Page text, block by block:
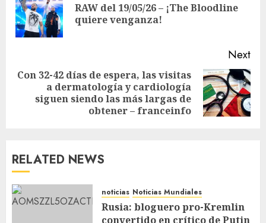
RAW del 19/05/26 – ¡The Bloodline
quiere venganza!
Next
Con 32-42 días de espera, las visitas
a dermatología y cardiología
siguen siendo las más largas de
obtener – franceinfo
RELATED NEWS
noticias Noticias Mundiales
Rusia: bloguero pro-Kremlin
convertido en crítico de Putin